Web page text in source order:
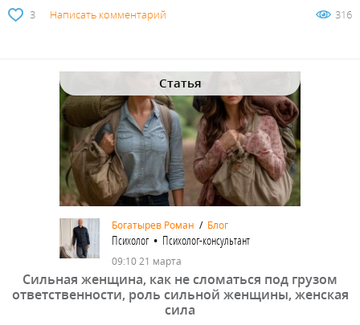
3 Написать комментарий 316
Статья
Богатырев Роман / Блог
Психолог • Психолог-консультант
09:10 21 марта
Сильная женщина, как не сломаться под грузом
ответственности, роль сильной женщины, женская
сила